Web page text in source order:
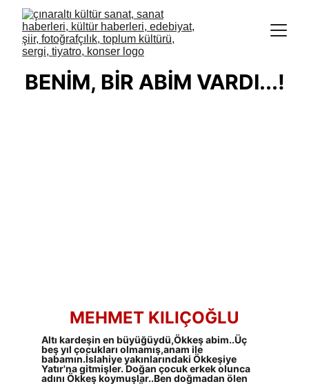
BENİM, BİR ABİM VARDI...!
Altı kardeşin en büyüğüydü,Ökkeş abim..Üç
beş yıl çocukları olmamış,anam ile
babamın.İslahiye yakınlarındaki Ökkeşiye
Yatır'na gitmişler. Doğan çocuk erkek olunca
adını Ökkeş koymuşlar..Ben doğmadan ölen
MEHMET KILIÇOĞLU